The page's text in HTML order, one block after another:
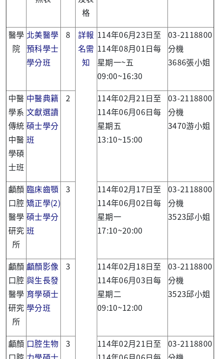
格
醫學
院
北美醫學
預科學士
學分班
8
詳報
名需
知
114年06月23日至
114年08月01日每
星期一~五
09:00~16:30
03-2118800
分機
3686張小姐
中醫
學系
傳統
中醫
學碩
士班
中醫典籍
文獻選讀
碩士學分
班
2
114年02月21日至
114年06月06日每
星期五
13:10~15:00
03-2118800
分機
3470游小姐
顱顏
口腔
醫學
研究
所
臨床齒顎
矯正學(2)
碩士學分
班
3
114年02月17日至
114年06月02日每
星期一
17:10~20:00
03-2118800
分機
3523邱小姐
顱顏
口腔
醫學
研究
所
顱顏影像
與生長發
育學碩士
學分班
3
114年02月18日至
114年06月03日每
星期二
09:10~12:00
03-2118800
分機
3523邱小姐
顱顏 口腔生物
3
114年02月21日至
03-2118800